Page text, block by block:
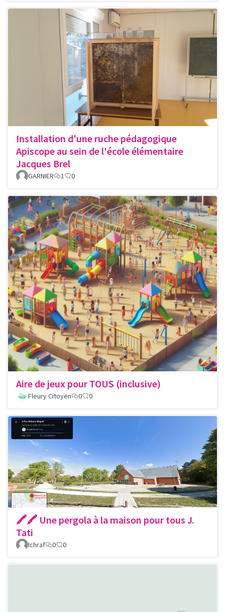
Installation d'une ruche pédagogique
Apiscope au sein de l'école élémentaire
Jacques Brel
GARNIER 1 0
Aire de jeux pour TOUS (inclusive)
Fleury Citoyen 0 0
🖍🖍 Une pergola à la maison pour tous J.
Tati
Ichraf 0 0